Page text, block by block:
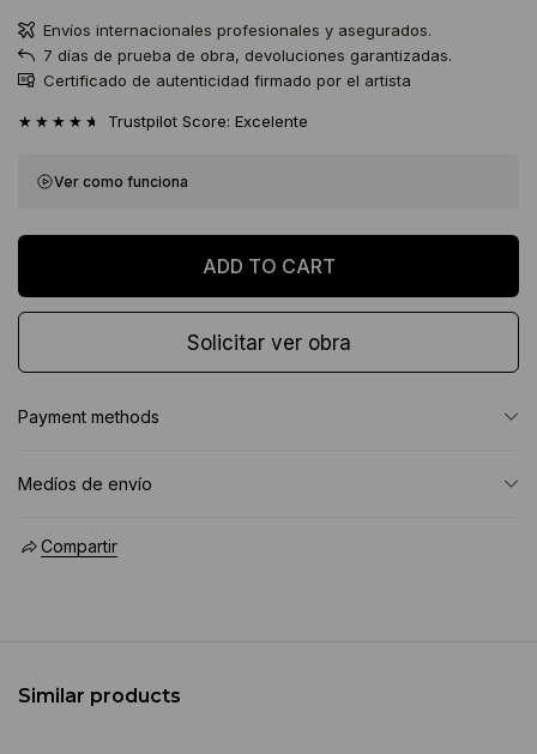
Envíos internacionales profesionales y asegurados.
7 días de prueba de obra, devoluciones garantizadas.
Certificado de autenticidad firmado por el artista
★★★★★ Trustpilot Score: Excelente
Ver como funciona
Solicitar ver obra
Payment methods
Medíos de envío
Compartir
Similar products